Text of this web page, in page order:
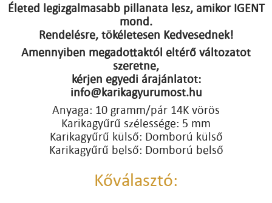
Életed legizgalmasabb pillanata lesz, amikor IGENT
mond.
Rendelésre, tökéletesen Kedvesednek!
Amennyiben megadottaktól eltérő változatot
szeretne,
kérjen egyedi árajánlatot:
info@karikagyurumost.hu
Anyaga: 10 gramm/pár 14K vörös
Karikagyűrű szélessége: 5 mm
Karikagyűrű külső: Domború külső
Karikagyűrű belső: Domború belső
Kőválasztó: